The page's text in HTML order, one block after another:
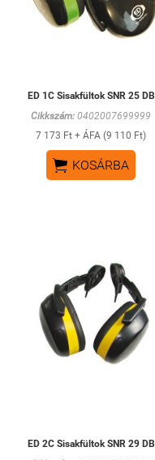
ED 1C Sisakfültok SNR 25 DB
Cikkszám: 0402007699999
7 173 Ft + ÁFA (9 110 Ft)
 KOSÁRBA
ED 2C Sisakfültok SNR 29 DB